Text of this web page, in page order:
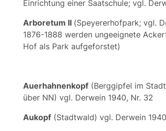
Einrichtung einer Saatschule; vgl.
Arboretum II (Speyererhofpark; vgl.
1876-1888 werden ungeeignete
Hof als Park aufgeforstet)
Auerhahnenkopf (Berggipfel im
über NN) vgl. Derwein 1940, Nr. 32
Aukopf (Stadtwald) vgl. Derwein